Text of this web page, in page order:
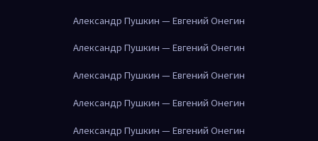
Александр Пушкин — Евгений Онегин
Александр Пушкин — Евгений Онегин
Александр Пушкин — Евгений Онегин
Александр Пушкин — Евгений Онегин
Александр Пушкин — Евгений Онегин